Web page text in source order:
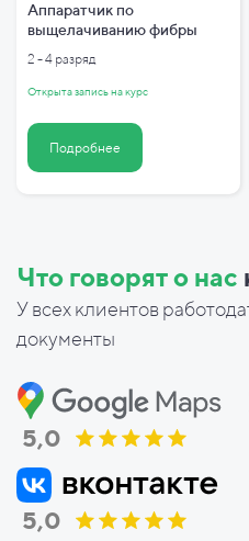
Аппаратчик по
выщелачиванию фибры
2 - 4 разряд
Открыта запись на курс
Подробнее
Что говорят о нас
У всех клиентов
документы
5,0
5,0